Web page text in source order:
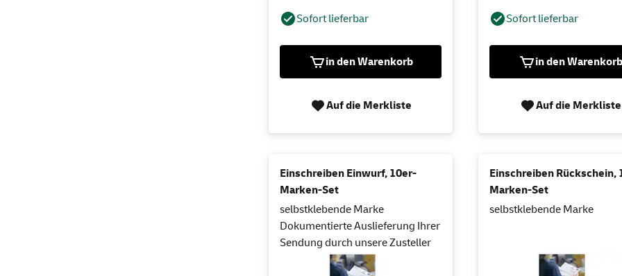
Sofort lieferbar
in den Warenkorb
Auf die Merkliste
Sofort lieferbar
in den Warenkorb
Auf die Merkliste
Einschreiben Einwurf, 10er-
Marken-Set
selbstklebende Marke
Dokumentierte Auslieferung Ihrer
Sendung durch unsere Zusteller
Einschreiben Rückschein,
Marken-Set
selbstklebende Marke